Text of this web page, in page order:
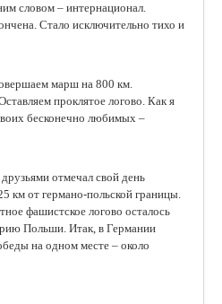
словом – интернационал.
Стало исключительно тихо и
марш на 800 км.
проклятое логово. Как я
бесконечно любимых –
отмечал свой день
км от германо-польской границы.
фашистское логово осталось
Польши. Итак, в Германии
на одном месте – около